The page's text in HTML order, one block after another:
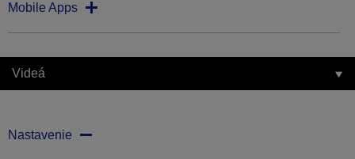
Mobile Apps
Videá
Nastavenie